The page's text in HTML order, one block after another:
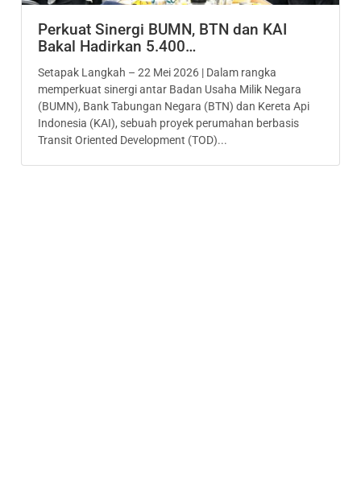
Perkuat Sinergi BUMN, BTN dan KAI
Bakal Hadirkan 5.400…
Setapak Langkah – 22 Mei 2026 | Dalam rangka
memperkuat sinergi antar Badan Usaha Milik Negara
(BUMN), Bank Tabungan Negara (BTN) dan Kereta Api
Indonesia (KAI), sebuah proyek perumahan berbasis
Transit Oriented Development (TOD)...